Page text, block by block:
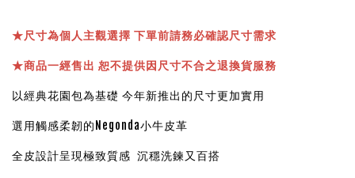
★尺寸為個人主觀選擇 下單前請務必確認尺寸需求
★商品一經售出 恕不提供因尺寸不合之退換貨服務
以經典花園包為基礎 今年新推出的尺寸更加實用
選用觸感柔韌的Negonda小牛皮革
全皮設計呈現極致質感 沉穩洗鍊又百搭